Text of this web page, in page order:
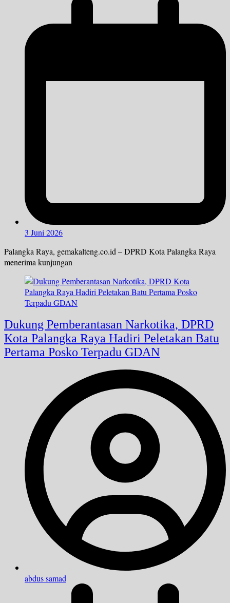
3 Juni 2026
Palangka Raya, gemakalteng.co.id – DPRD Kota Palangka Raya
menerima kunjungan
Dukung Pemberantasan Narkotika, DPRD
Kota Palangka Raya Hadiri Peletakan Batu
Pertama Posko Terpadu GDAN
abdus samad